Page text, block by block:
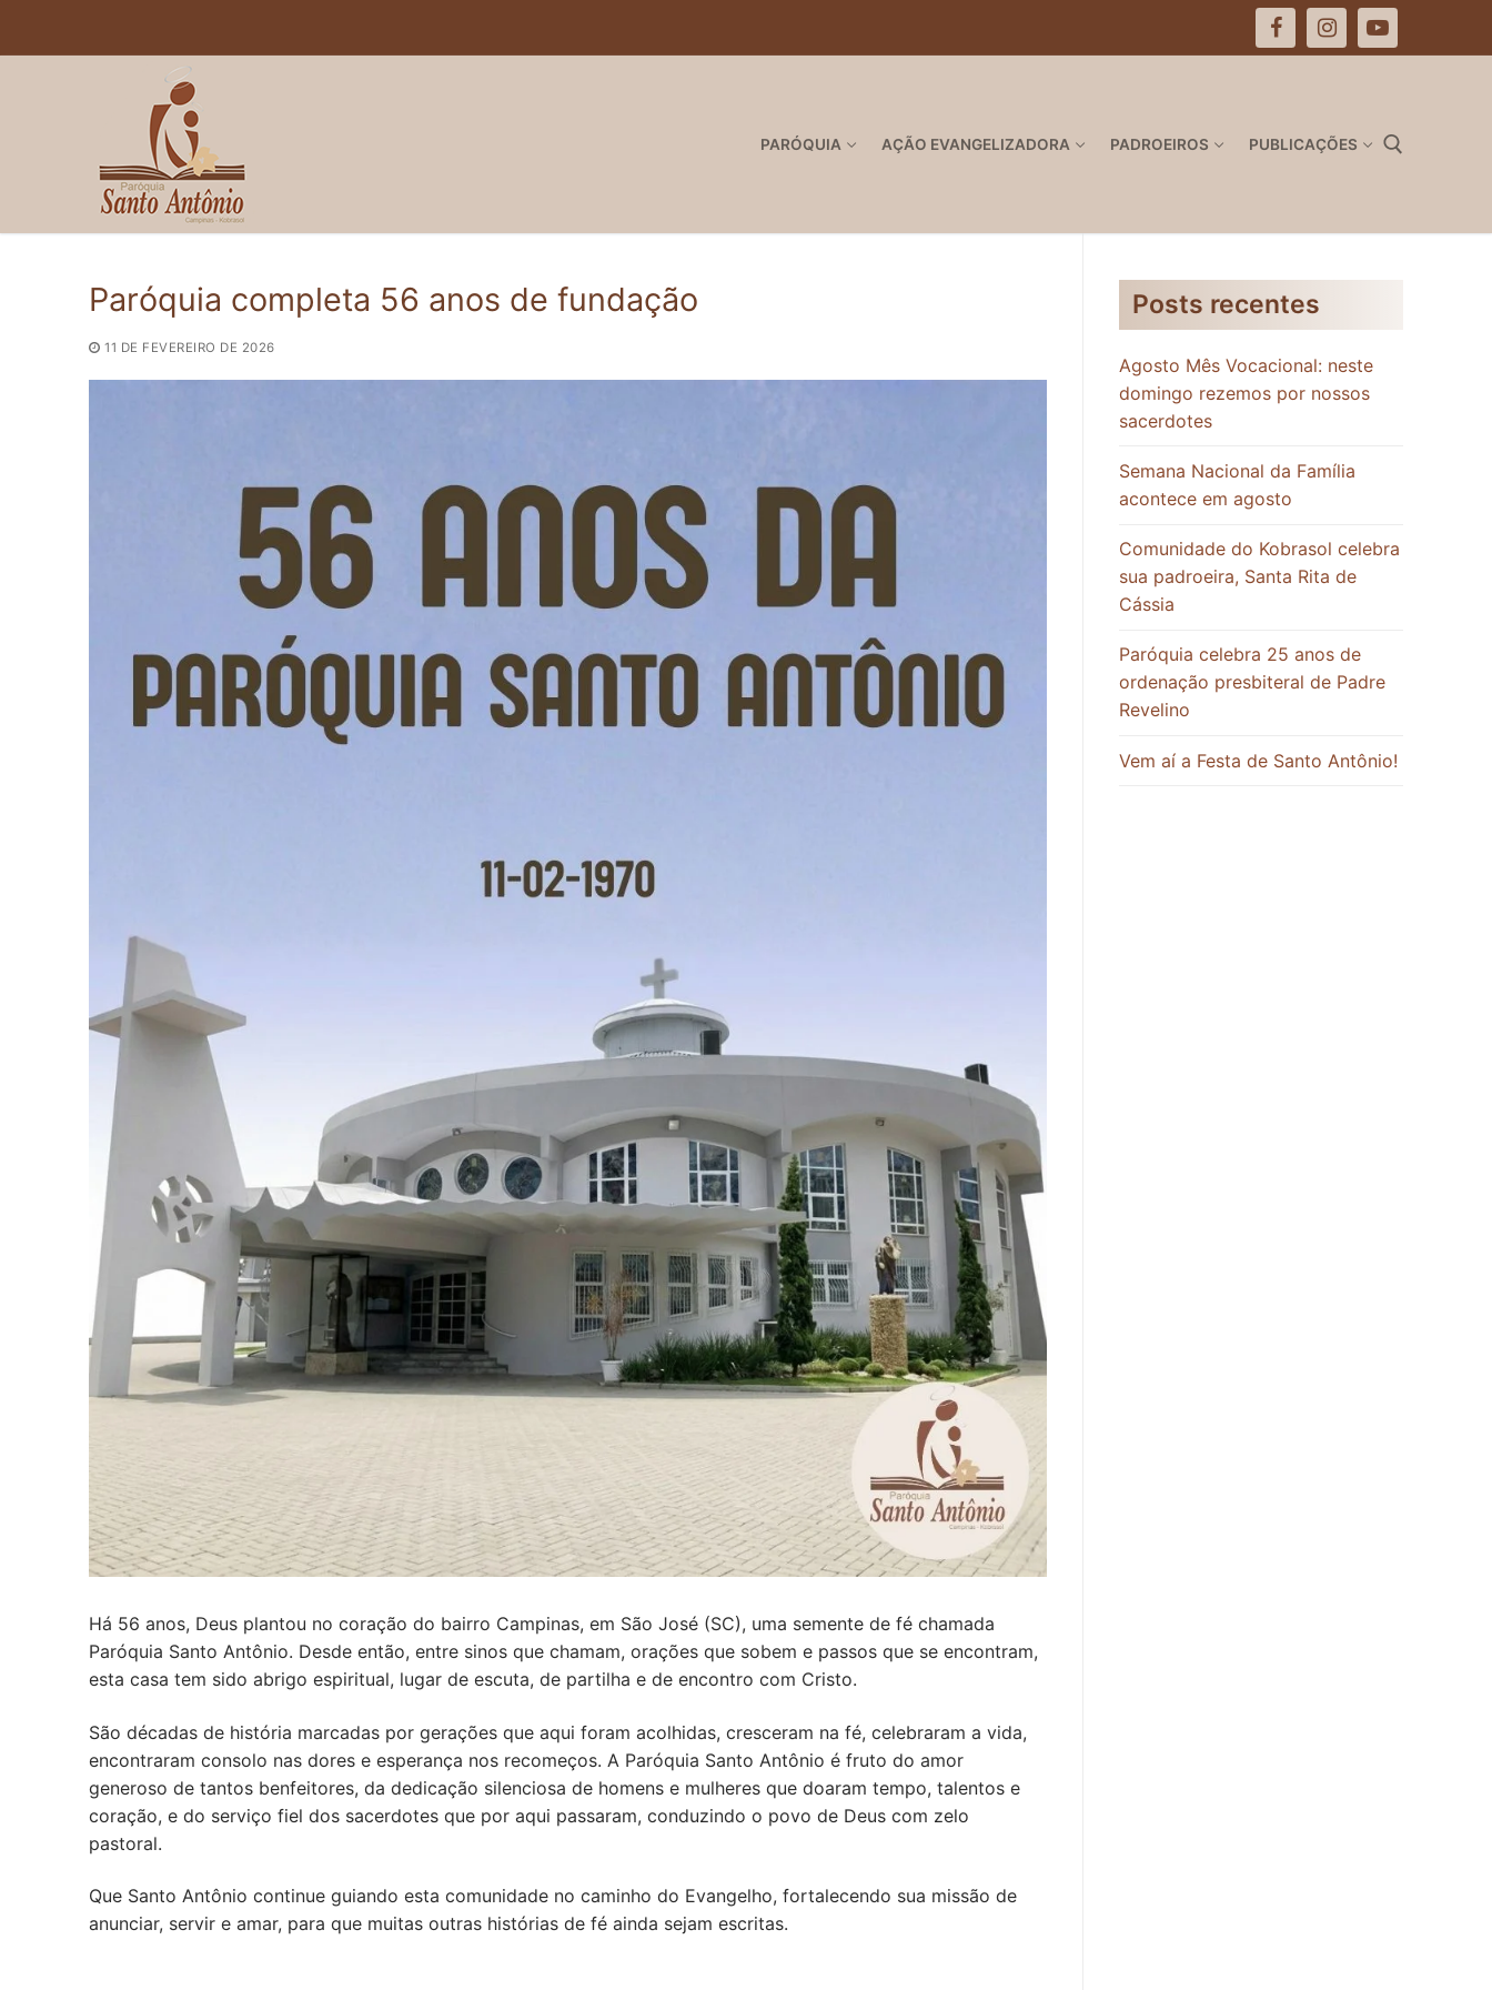
PARÓQUIA AÇÃO EVANGELIZADORA PADROEIROS PUBLICAÇÕES
Pesquisar por:
Paróquia completa 56 anos de fundação
11 DE FEVEREIRO DE 2026
Há 56 anos, Deus plantou no coração do bairro Campinas, em São José (SC), uma semente de fé chamada
Paróquia Santo Antônio. Desde então, entre sinos que chamam, orações que sobem e passos que se encontram,
esta casa tem sido abrigo espiritual, lugar de escuta, de partilha e de encontro com Cristo.
São décadas de história marcadas por gerações que aqui foram acolhidas, cresceram na fé, celebraram a vida,
encontraram consolo nas dores e esperança nos recomeços. A Paróquia Santo Antônio é fruto do amor
generoso de tantos benfeitores, da dedicação silenciosa de homens e mulheres que doaram tempo, talentos e
coração, e do serviço fiel dos sacerdotes que por aqui passaram, conduzindo o povo de Deus com zelo
pastoral.
Que Santo Antônio continue guiando esta comunidade no caminho do Evangelho, fortalecendo sua missão de
anunciar, servir e amar, para que muitas outras histórias de fé ainda sejam escritas.
Posts recentes
Agosto Mês Vocacional: neste
domingo rezemos por nossos
sacerdotes
Semana Nacional da Família
acontece em agosto
Comunidade do Kobrasol celebra
sua padroeira, Santa Rita de
Cássia
Paróquia celebra 25 anos de
ordenação presbiteral de Padre
Revelino
Vem aí a Festa de Santo Antônio!